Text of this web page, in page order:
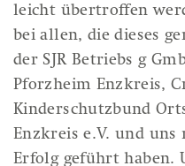
leicht übertroffen
bei allen, die dieses
der SJR Betriebs g
Pforzheim Enzkreis,
Kinderschutzbund
Enzkreis e.V. und
Erfolg geführt haben.